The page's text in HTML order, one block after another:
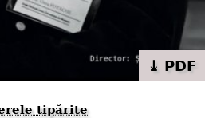
⤓ PDF
tipărite